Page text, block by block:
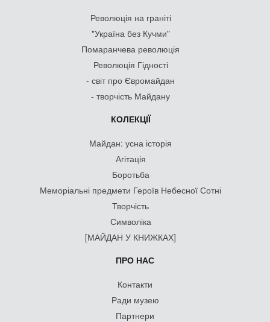
Революція на граніті
"Україна без Кучми"
Помаранчева революція
Революція Гідності
- світ про Євромайдан
- творчість Майдану
КОЛЕКЦІЇ
Майдан: усна історія
Агітація
Боротьба
Меморіальні предмети Героїв Небесної Сотні
Творчість
Символіка
[МАЙДАН У КНИЖКАХ]
ПРО НАС
Контакти
Ради музею
Партнери